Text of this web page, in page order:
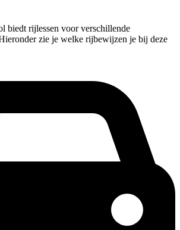
biedt rijlessen voor verschillende
zie je welke rijbewijzen je bij deze